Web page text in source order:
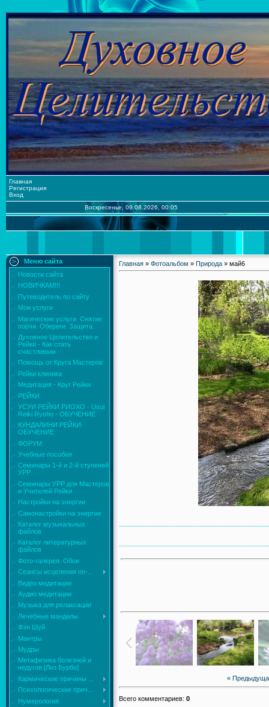
Главная
Регистрация
Вход
Воскресенье, 09.08.2026, 00:05
Меню сайта
Новости сайта
НОВИЧКАМ!!!
Путеводитель по сайту
Мои услуги
Магические услуги. Снятие
порчи. Обереги. Защита.
Духовное Целительство и
Рейки - Как стать
счастливым
Помощь от Круга Мастеров
Рейки клиника
Медитация - Круг Рейки
РЕЙКИ
УСУИ РЕЙКИ РИОХО - Usui
Reiki Ryoho - ОБУЧЕНИЕ
КУНДАЛИНИ РЕЙКИ-
ОБУЧЕНИЕ
ФОРУМ
Учебные пособия
Семинары 1-й и 2-й ступеней
УРР
Семинары УРР для Мастеров
и Учителей Рейки
Настройки на энергии
Самонастройки на энергии
Каталог музыкальных
файлов
Каталог литературных
файлов
Фото-галерея. Обои
Сеансы исцеления on-...
Видео медитации
Аудио медитации
Музыка для релаксации
Лечебные мандалы
Фэн Шуй
Мантры
Мудры
Mетафизика болезней и
недугов [Лиз Бурбо]
Кармические причины ...
Психологические прич...
Нумерология
Главная » Фотоальбом » Природа » май6
«
Всего комментариев: 0